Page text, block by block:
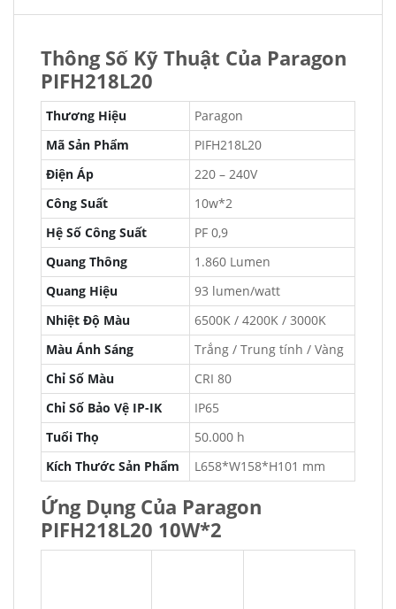
Thông Số Kỹ Thuật Của Paragon
PIFH218L20
Thương Hiệu
Paragon
Mã Sản Phẩm
PIFH218L20
Điện Áp
220 – 240V
Công Suất
10w*2
Hệ Số Công Suất
PF 0,9
Quang Thông
1.860 Lumen
Quang Hiệu
93 lumen/watt
Nhiệt Độ Màu
6500K / 4200K / 3000K
Màu Ánh Sáng
Trắng / Trung tính / Vàng
Chỉ Số Màu
CRI 80
Chỉ Số Bảo Vệ IP-IK
IP65
Tuổi Thọ
50.000 h
Kích Thước Sản Phẩm
L658*W158*H101 mm
Ứng Dụng Của Paragon
PIFH218L20 10W*2